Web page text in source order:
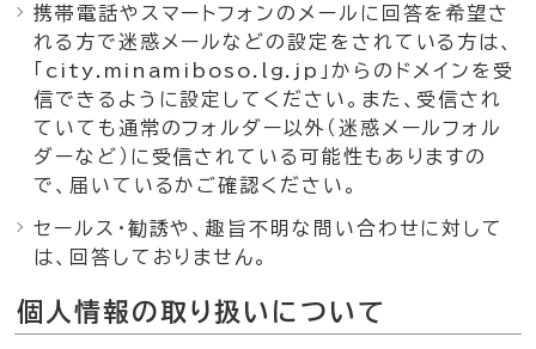
携帯電話やスマートフォンのメールに回答を希望さ
れる方で迷惑メールなどの設定をされている方は、
「city.minamiboso.lg.jp」からのドメインを受
信できるように設定してください。また、受信され
ていても通常のフォルダー以外（迷惑メールフォル
ダーなど）に受信されている可能性もありますの
で、届いているかご確認ください。
セールス・勧誘や、趣旨不明な問い合わせに対して
は、回答しておりません。
個人情報の取り扱いについて